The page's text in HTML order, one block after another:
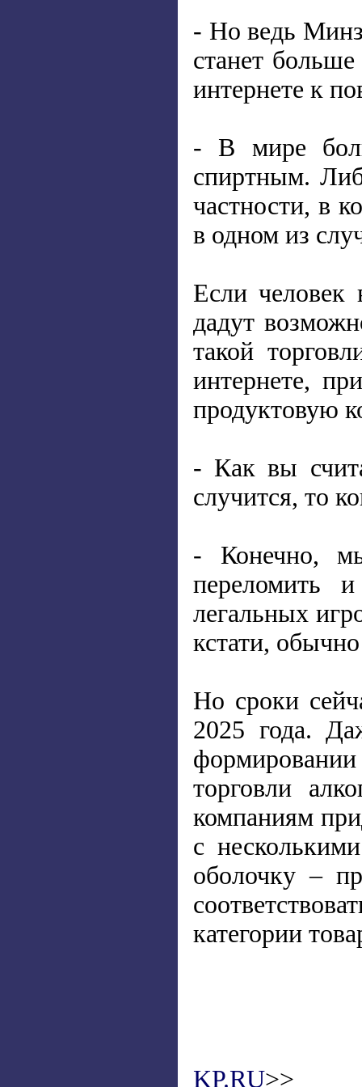
- Но ведь
станет
интернете к
- В мире
спиртным.
частности, в
в одном из
Если человек
дадут
такой
интернете,
продуктовую
- Как вы
случится, то
- Конечно,
переломить
легальных
кстати,
Но сроки
2025 года.
торговли
компаниям
с
оболочку –
категории
KP.RU>>